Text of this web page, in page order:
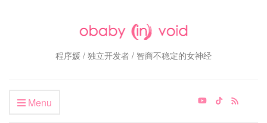
程序媛 / 独立开发者 / 智商不稳定的女神经
Menu